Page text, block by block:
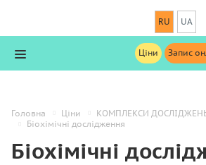
RU UA
Ціни Запис
Головна Ціни
КОМПЛЕКСИ
Біохімічні дослідження
Біохімічні